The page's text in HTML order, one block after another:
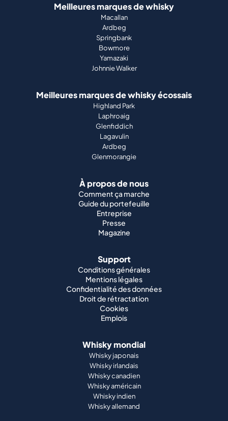
Meilleures marques de whisky
Macallan
Ardbeg
Springbank
Bowmore
Yamazaki
Johnnie Walker
Meilleures marques de whisky écossais
Highland Park
Laphroaig
Glenfiddich
Lagavulin
Ardbeg
Glenmorangie
À propos de nous
Comment ça marche
Guide du portefeuille
Entreprise
Presse
Magazine
Support
Conditions générales
Mentions légales
Confidentialité des données
Droit de rétractation
Cookies
Emplois
Whisky mondial
Whisky japonais
Whisky irlandais
Whisky canadien
Whisky américain
Whisky indien
Whisky allemand